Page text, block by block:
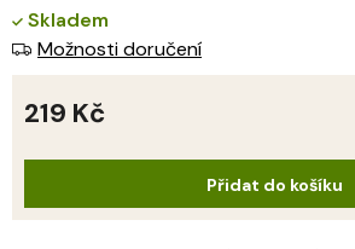
Skladem
Možnosti doručení
219 Kč
Přidat do košíku